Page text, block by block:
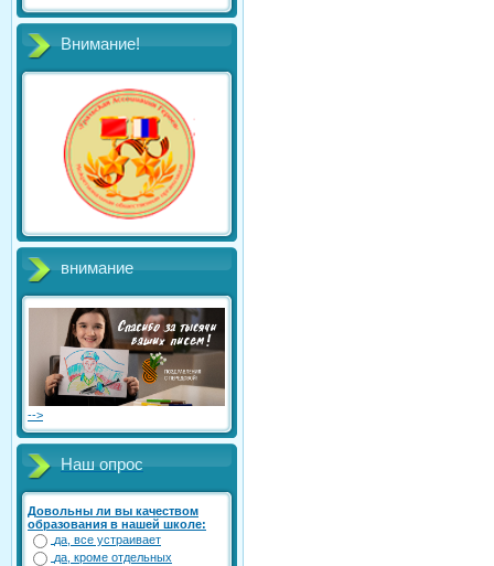
Внимание!
внимание
-->
Наш опрос
Довольны ли вы качеством
образования в нашей школе:
да, все устраивает
да, кроме отдельных